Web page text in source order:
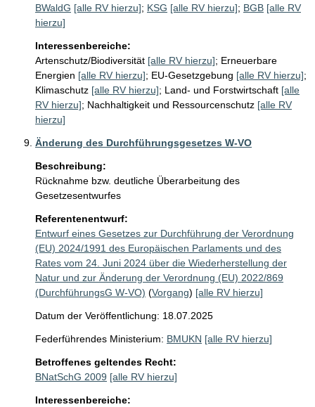
BWaldG [alle RV hierzu]; KSG [alle RV hierzu]; BGB [alle RV
hierzu]
Interessenbereiche:
Artenschutz/Biodiversität [alle RV hierzu]; Erneuerbare
Energien [alle RV hierzu]; EU-Gesetzgebung [alle RV hierzu];
Klimaschutz [alle RV hierzu]; Land- und Forstwirtschaft [alle
RV hierzu]; Nachhaltigkeit und Ressourcenschutz [alle RV
hierzu]
Änderung des Durchführungsgesetzes W-VO
Beschreibung:
Rücknahme bzw. deutliche Überarbeitung des
Gesetzesentwurfes
Referentenentwurf:
Entwurf eines Gesetzes zur Durchführung der Verordnung
(EU) 2024/1991 des Europäischen Parlaments und des
Rates vom 24. Juni 2024 über die Wiederherstellung der
Natur und zur Änderung der Verordnung (EU) 2022/869
(DurchführungsG W-VO) (Vorgang) [alle RV hierzu]
Datum der Veröffentlichung: 18.07.2025
Federführendes Ministerium: BMUKN [alle RV hierzu]
Betroffenes geltendes Recht:
BNatSchG 2009 [alle RV hierzu]
Interessenbereiche: